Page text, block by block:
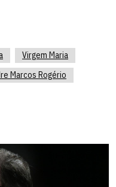
Virgem Maria
Marcos Rogério